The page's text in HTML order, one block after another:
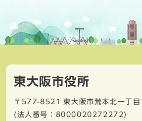
東大阪市役所
〒577-8521
東大阪市荒本北一丁
(法人番号：8000020272272)